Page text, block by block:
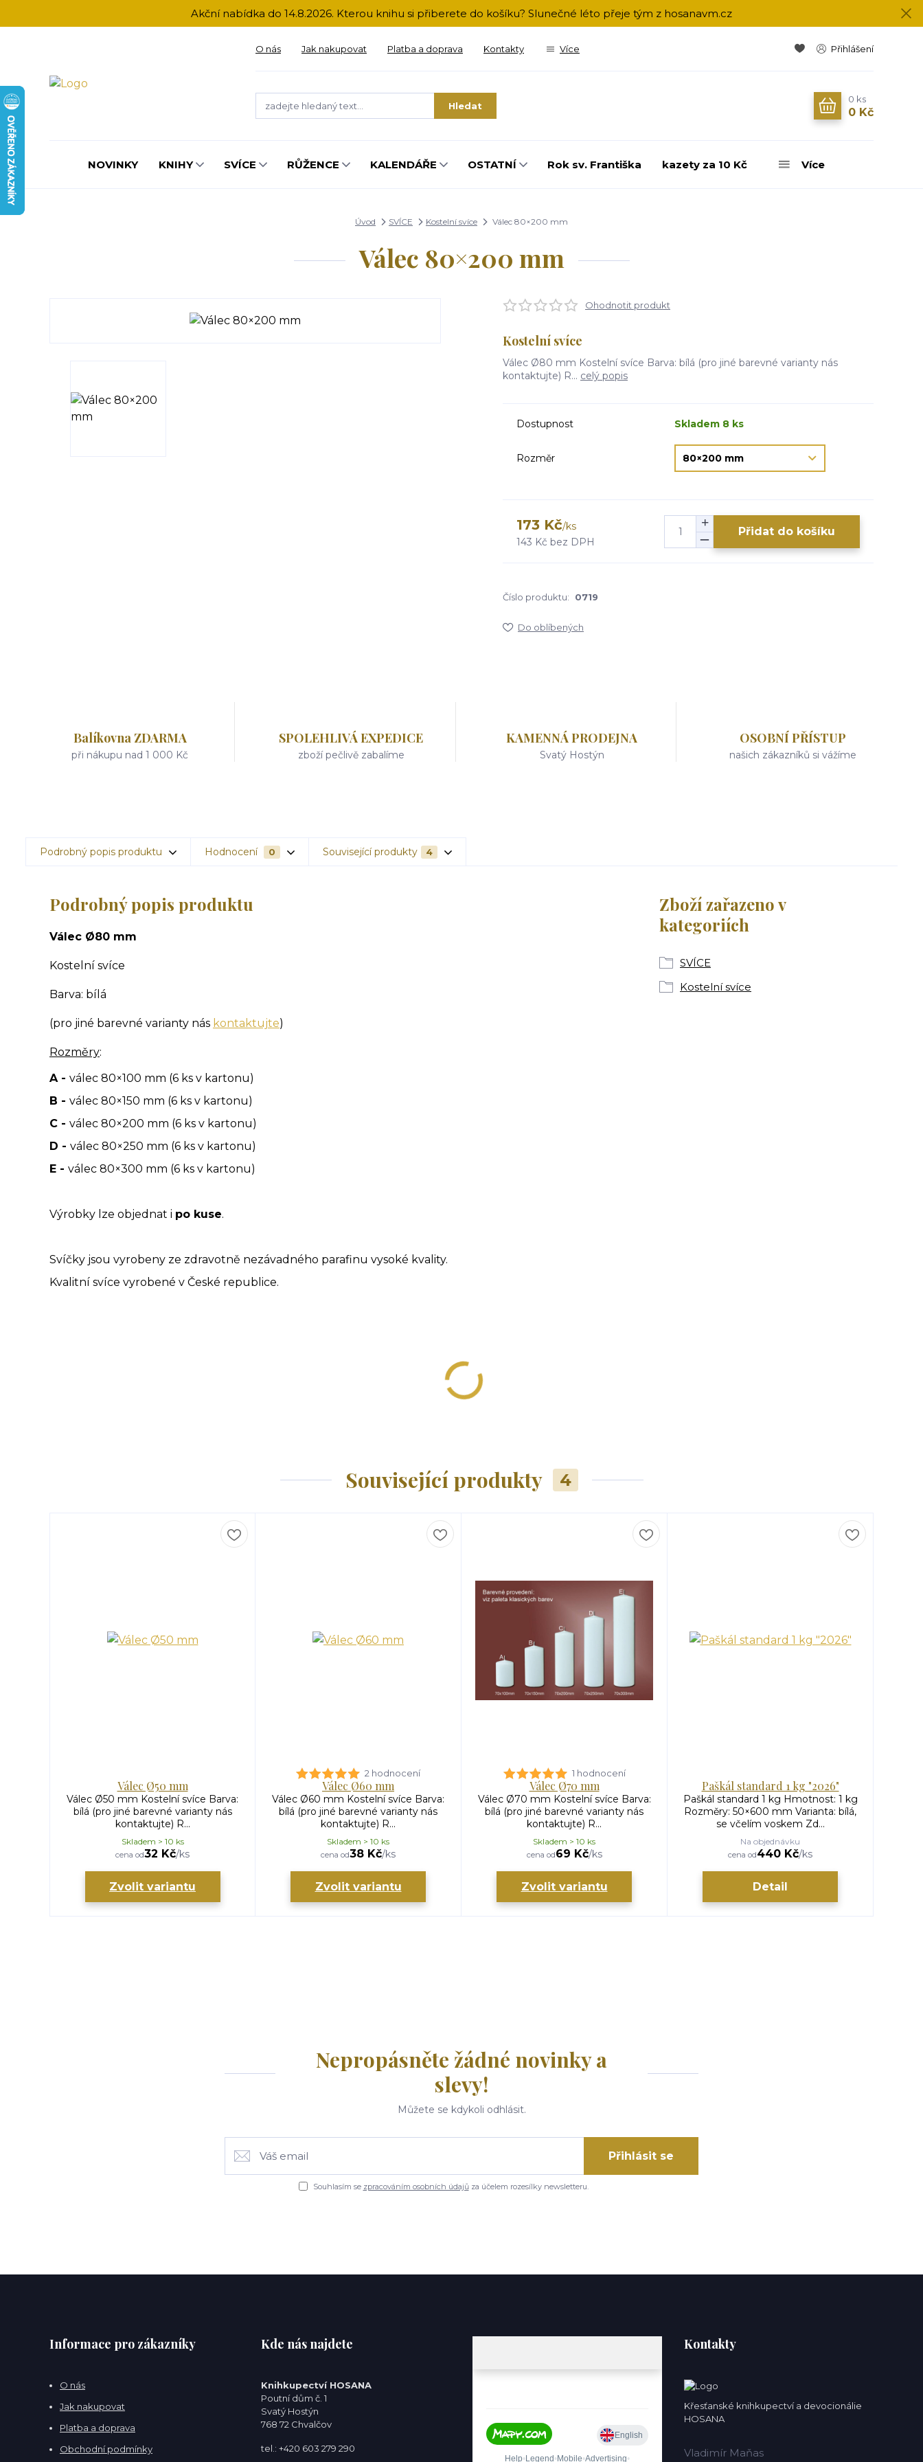
Akční nabídka do 14.8.2026. Kterou knihu si přiberete do košíku? Slunečné léto přeje tým z hosanavm.cz
O nás Jak nakupovat Platba a doprava Kontakty Více Přihlášení
Hledat
0 ks
0 Kč
NOVINKY KNIHY SVÍCE RŮŽENCE KALENDÁŘE OSTATNÍ Rok sv. Františka kazety za 10 Kč Více
Úvod SVÍCE Kostelní svíce Válec 80×200 mm
Válec 80×200 mm
Ohodnotit produkt
Kostelní svíce
Válec Ø80 mm Kostelní svíce Barva: bílá (pro jiné barevné varianty nás
kontaktujte) R... celý popis
Dostupnost Skladem 8 ks
Rozměr
173 Kč/ks
143 Kč bez DPH
Přidat do košíku
Číslo produktu: 0719
Do oblíbených
Balíkovna ZDARMA
při nákupu nad 1 000 Kč
SPOLEHLIVÁ EXPEDICE
zboží pečlivě zabalíme
KAMENNÁ PRODEJNA
Svatý Hostýn
OSOBNÍ PŘÍSTUP
našich zákazníků si vážíme
Podrobný popis produktu Hodnocení 0 Související produkty 4
Podrobný popis produktu
Válec Ø80 mm
Kostelní svíce
Barva: bílá
(pro jiné barevné varianty nás kontaktujte)
Rozměry:
A - válec 80×100 mm (6 ks v kartonu)
B - válec 80×150 mm (6 ks v kartonu)
C - válec 80×200 mm (6 ks v kartonu)
D - válec 80×250 mm (6 ks v kartonu)
E - válec 80×300 mm (6 ks v kartonu)
Výrobky lze objednat i po kuse.
Svíčky jsou vyrobeny ze zdravotně nezávadného parafinu vysoké kvality.
Kvalitní svíce vyrobené v České republice.
Zboží zařazeno v
kategoriích
SVÍCE
Kostelní svíce
Související produkty 4
Válec Ø50 mm
Válec Ø50 mm Kostelní svíce Barva:
bílá (pro jiné barevné varianty nás
kontaktujte) R...
cena od32 Kč/ks
Skladem > 10 ks
Zvolit variantu
2 hodnocení
Válec Ø60 mm
Válec Ø60 mm Kostelní svíce Barva:
bílá (pro jiné barevné varianty nás
kontaktujte) R...
cena od38 Kč/ks
Skladem > 10 ks
Zvolit variantu
1 hodnocení
Válec Ø70 mm
Válec Ø70 mm Kostelní svíce Barva:
bílá (pro jiné barevné varianty nás
kontaktujte) R...
cena od69 Kč/ks
Skladem > 10 ks
Zvolit variantu
Paškál standard 1 kg "2026"
Paškál standard 1 kg Hmotnost: 1 kg
Rozměry: 50×600 mm Varianta: bílá,
se včelím voskem Zd...
cena od440 Kč/ks
Na objednávku
Detail
Nepropásněte žádné novinky a
slevy!
Můžete se kdykoli odhlásit.
Přihlásit se
Souhlasím se zpracováním osobních údajůza účelem rozesílky newsletteru.
Informace pro zákazníky
O nás
Jak nakupovat
Platba a doprava
Obchodní podmínky
Kde nás najdete
Knihkupectví HOSANA
Poutní dům č. 1
Svatý Hostýn
768 72 Chvalčov
tel.: +420 603 279 290
Kontakty
Křesťanské knihkupectví a devocionálie
HOSANA
Vladimír Maňas